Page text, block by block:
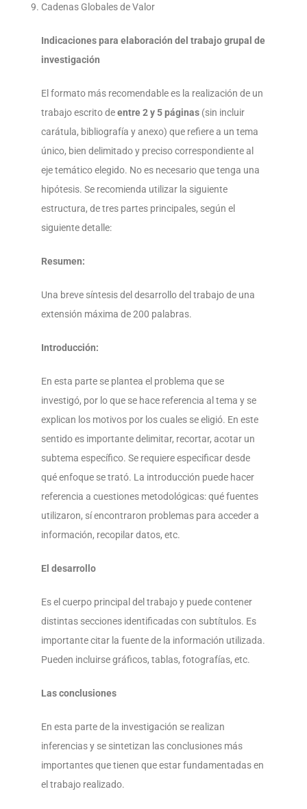
Cadenas Globales de Valor
Indicaciones para elaboración del trabajo grupal de
investigación
El formato más recomendable es la realización de un
trabajo escrito deentre 2 y 5 páginas (sin incluir
carátula, bibliografía y anexo) que refiere a un tema
único, bien delimitado y preciso correspondiente al
eje temático elegido. No es necesario que tenga una
hipótesis. Se recomienda utilizar la siguiente
estructura, de tres partes principales, según el
siguiente detalle:
Resumen:
Una breve síntesis del desarrollo del trabajo de una
extensión máxima de 200 palabras.
Introducción:
En esta parte se plantea el problema que se
investigó, por lo que se hace referencia al tema y se
explican los motivos por los cuales se eligió. En este
sentido es importante delimitar, recortar, acotar un
subtema específico. Se requiere especificar desde
qué enfoque se trató. La introducción puede hacer
referencia a cuestiones metodológicas: qué fuentes
utilizaron, sí encontraron problemas para acceder a
información, recopilar datos, etc.
El desarrollo
Es el cuerpo principal del trabajo y puede contener
distintas secciones identificadas con subtítulos. Es
importante citar la fuente de la información utilizada.
Pueden incluirse gráficos, tablas, fotografías, etc.
Las conclusiones
En esta parte de la investigación se realizan
inferencias y se sintetizan las conclusiones más
importantes que tienen que estar fundamentadas en
el trabajo realizado.